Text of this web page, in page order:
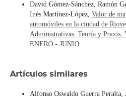
David Gómez-Sánchez, Ramón
Inés Martínez-López, Valor de
automóviles en la ciudad de
Administrativas. Teoría y Praxis:
ENERO - JUNIO
Artículos similares
Alfonso Oswaldo Guerra Peralta,